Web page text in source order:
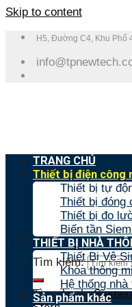
Skip to content
H5, Đường C4, Khu Phố
Tìm kiếm:
Tìm nhanh:
TRANG CHỦ
Thiết bị điện công
Thiết bị tự
Thiết bị đóng
Thiết bị đo
Biến tần
THIẾT BỊ NHÀ
Thiết Bị Vệ
Khóa thông
Hệ thống nhà
Sản phẩm khác